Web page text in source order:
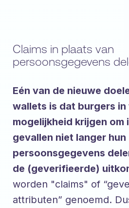
Claims in plaats van
persoonsgegevens
Eén van de nieuwe
wallets is dat burgers
mogelijkheid krijgen om
gevallen niet langer hun
persoonsgegevens
de (geverifieerde)
worden "claims" of
attributen” genoemd.